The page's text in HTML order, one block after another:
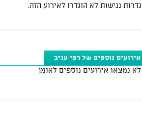
נגישות לא הוגדרו לאירוע הזה.
אירועים נוספים של רפי עגיב
לא נמצאו אירועים נוספים לאומן